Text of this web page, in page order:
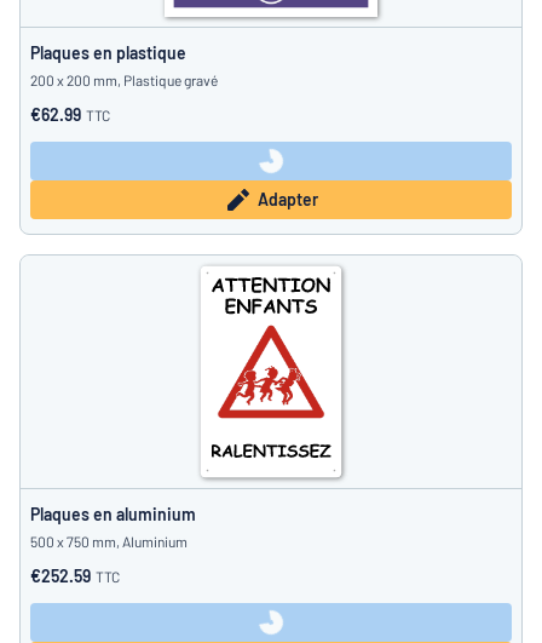
Plaques en plastique
200 x 200 mm, Plastique gravé
€62.99 TTC
Adapter
Plaques en aluminium
500 x 750 mm, Aluminium
€252.59 TTC